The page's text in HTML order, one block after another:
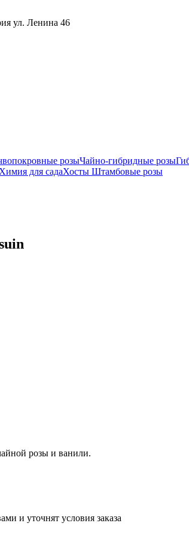
ул. Ленина 46
розыЧайно-гибридные розы
Химия для садаХосты Штамбовые розы
розы и ванили.
и уточнят условия заказа